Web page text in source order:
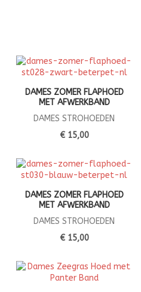
DAMES ZOMER FLAPHOED
MET AFWERKBAND
DAMES STROHOEDEN
€ 15,00
DAMES ZOMER FLAPHOED
MET AFWERKBAND
DAMES STROHOEDEN
€ 15,00